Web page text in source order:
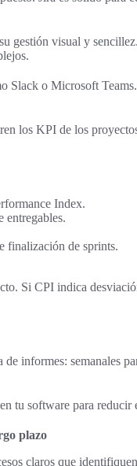
gestión visual y
Slack o Microsoft
los KPI de los
Index.
entregables.
finalización de sprints.
Si CPI indica
informes: semanales
tu software para
plazo
claros que